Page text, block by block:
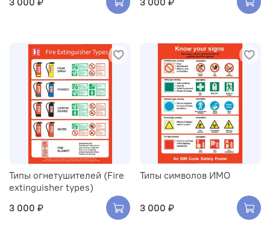
Типы огнетушителей (Fire
extinguisher types)
3 000 ₽
Типы символов ИМО
3 000 ₽